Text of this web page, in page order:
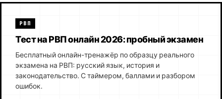
РВП
Тест на РВП онлайн 2026: пробный экзамен
Бесплатный онлайн-тренажёр по образцу реального
экзамена на РВП: русский язык, история и
законодательство. С таймером, баллами и разбором
ошибок.